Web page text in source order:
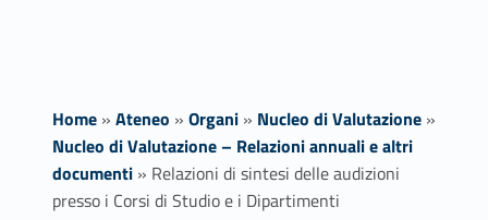
Home» Ateneo » Organi» Nucleo di Valutazione»
Nucleo di Valutazione – Relazioni annuali e altri
documenti» Relazioni di sintesi delle audizioni
presso i Corsi di Studio e i Dipartimenti